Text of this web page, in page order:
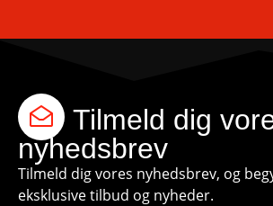
Tilmeld dig
nyhedsbrev
Tilmeld dig vores nyhedsbrev, og
eksklusive tilbud og nyheder.